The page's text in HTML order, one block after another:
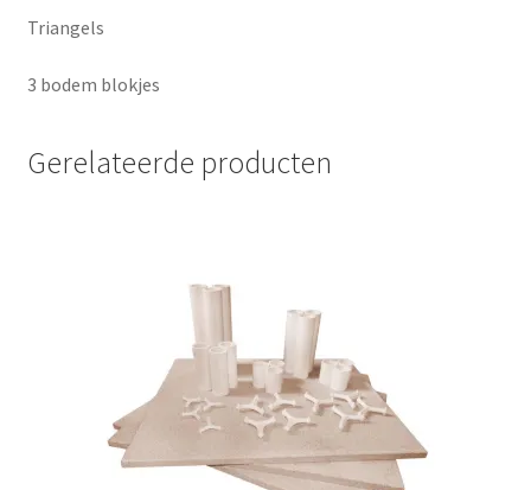
Triangels
3 bodem blokjes
Gerelateerde producten